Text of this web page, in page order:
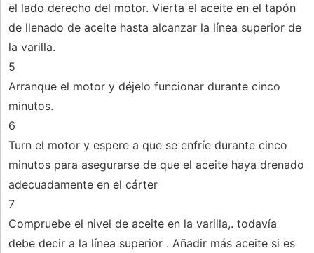
el lado derecho del motor. Vierta el aceite en el tapón
de llenado de aceite hasta alcanzar la línea superior de
la varilla.
5
Arranque el motor y déjelo funcionar durante cinco
minutos.
6
Turn el motor y espere a que se enfríe durante cinco
minutos para asegurarse de que el aceite haya drenado
adecuadamente en el cárter
7
Compruebe el nivel de aceite en la varilla,. todavía
debe decir a la línea superior . Añadir más aceite si es